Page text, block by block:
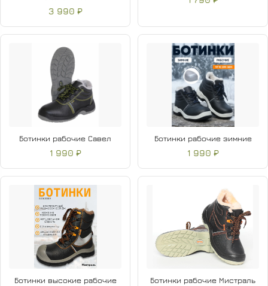
3 990 ₽
Ботинки рабочие Савел
1 990 ₽
Ботинки рабочие зимние
1 990 ₽
Ботинки высокие рабочие
Ботинки рабочие Мистраль